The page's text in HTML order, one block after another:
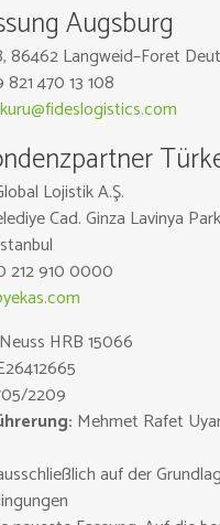
Augsburg
86462 Langweid–Foret
821470 13 108
Lojistik A.Ş.
Cad. Ginza Lavinya
212 910 0000
HRB 15066
2209
Mehmet Rafet
auf der